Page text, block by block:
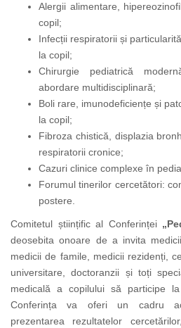
Alergii alimentare,
copil;
Infecții respiratorii și
la copil;
Chirurgie pediatrică
abordare multidisciplinară;
Boli rare, imunodeficiențe și
la copil;
Fibroza chistică, displazia
respiratorii cronice;
Cazuri clinice complexe în
Forumul tinerilor cercetători:
postere.
Comitetul științific al Conferinței
deosebita onoare de a invita
medicii de famile, medicii rezidenți,
universitare, doctoranzii și toți
medicală a copilului să participe
Conferința va oferi un cadru
prezentarea rezultatelor